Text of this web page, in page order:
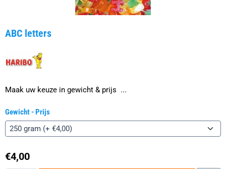
ABC letters
Maak uw keuze in gewicht & prijs ...
Gewicht - Prijs
€4,00